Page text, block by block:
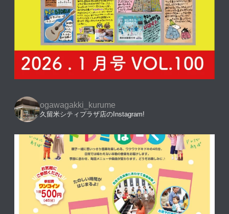
ogawagakki_kurume
久留米シティプラザ店のInstagram!